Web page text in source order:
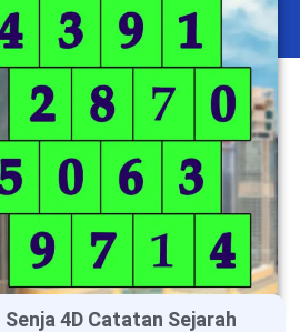
4D Catatan Sejarah